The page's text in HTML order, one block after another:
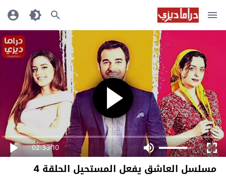
02:33:10
مسلسل العاشق يفعل المستحيل الحلقة 4